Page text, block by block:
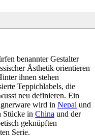
benannter Gestalter
Ästhetik orientieren
ihnen stehen
Teppichlabels, die
neu definieren. Ein
wird in Nepal und
Stücke in China und der
geknüpften
Serie.